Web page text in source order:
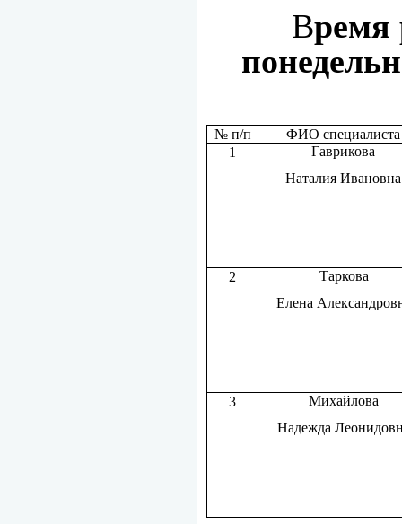
Время
№ п/п
ФИО специалиста
1
Гаврикова
Наталия Ивановна
2
Таркова
Елена
3
Михайлова
Надежда